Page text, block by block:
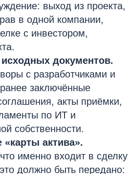
выход из проекта,
в одной компании,
с инвестором,
документов.
с разработчиками и
заключённые
акты приёмки,
по ИТ и
собственности.
актива».
именно входит в сделку
должно быть передано: